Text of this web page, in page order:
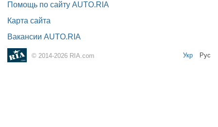
Помощь по сайту AUTO.RIA
Карта сайта
Вакансии AUTO.RIA
© 2014-2026 RIA.com Укр Рус